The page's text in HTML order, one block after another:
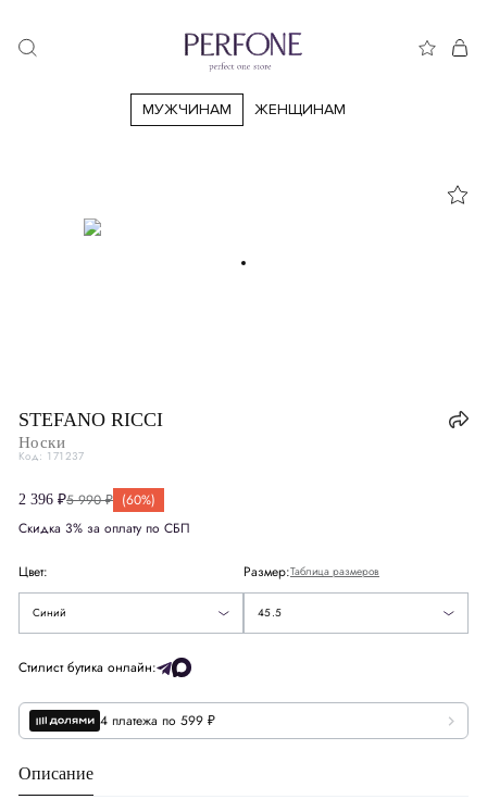
МУЖЧИНАМ ЖЕНЩИНАМ
STEFANO RICCI
Носки
Код: 171237
2 396 ₽5 990 ₽ (60%)
Скидка 3% за оплату по СБП
Цвет:
Синий
Размер:Таблица размеров
45.5
45.5
Стилист бутика онлайн:
4 платежа по 599 ₽
Описание